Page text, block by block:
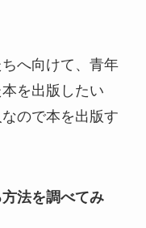
へ向けて、青年
を出版したい
ので本を出版す
法を調べてみ